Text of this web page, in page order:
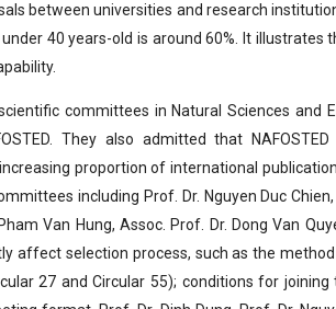
between universities and research
40 years-old is around 60%. It illustrates
committees in Natural Sciences and
They also admitted that
proportion of international
including Prof. Dr. Nguyen Duc
Van Hung, Assoc. Prof. Dr. Dong Van
affect selection process, such as the
27 and Circular 55); conditions for